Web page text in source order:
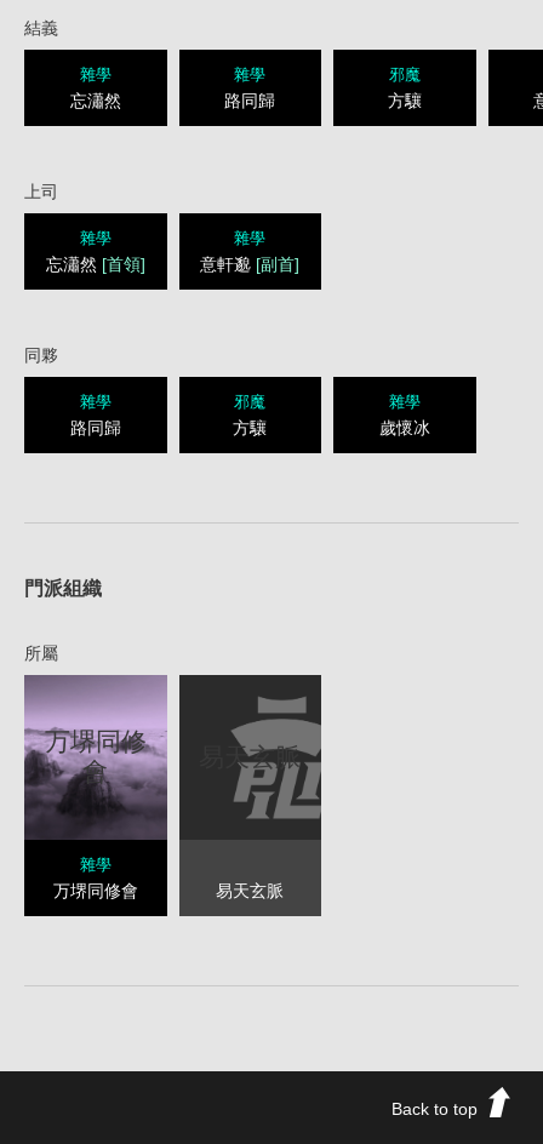
結義
雜學
忘瀟然
雜學
路同歸
邪魔
方驤
上司
雜學
忘瀟然 [首領]
雜學
意軒邈 [副首]
同夥
雜學
路同歸
邪魔
方驤
雜學
歲懷冰
門派組織
所屬
万堺同修
會
雜學
万堺同修會
易天玄脈
易天玄脈
Back to top